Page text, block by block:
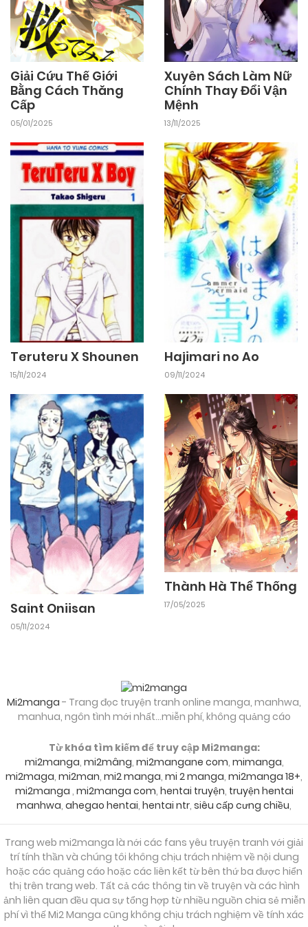
Giải Cứu Thế Giới
Bằng Cách Thăng
Cấp
05/01/2025
Xuyên Sách Làm Nữ
Chính Thay Đổi Vận
Mệnh
13/11/2025
Teruteru X Shounen
15/11/2024
Hajimari no Ao
09/11/2024
Saint Oniisan
05/11/2024
Thành Hà Thể Thống
17/05/2025
Mi2manga - Trang đọc truyện tranh online manga, manhwa,
manhua, ngôn tình mới nhất...miễn phí, không quảng cáo
Từ khóa tìm kiếm để truy cập Mi2manga:
mi2manga, mi2mâng, mi2mangane com, mimanga,
mi2maga, mi2man, mi2 manga, mi 2 manga, mi2manga 18+,
mi2manga , mi2manga com, hentai truyện, truyện hentai
manhwa, ahegao hentai, hentai ntr, siêu cấp cưng chiều,
Trang web mi2manga là nới các fans yêu truyện tranh với giải
trí tính thần và chúng tôi không chịu trách nhiệm về nội dung
hoặc các quảng cáo hoặc các liên kết từ bên thứ ba được hiển
thị trên trang web. Tất cả các thông tin về truyện và các hình
ảnh liên quan đều qua sự tổng hợp từ nhiều nguồn chia sẻ miễn
phí vì thế Mi2 Manga cũng không chịu trách nghiệm về tính xác